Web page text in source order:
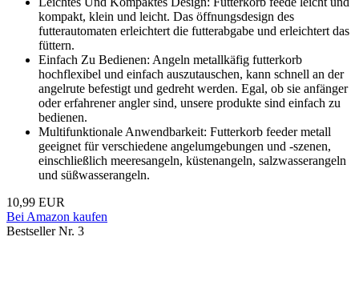
kompakt, klein und leicht. Das öffnungsdesign des
futterautomaten erleichtert die futterabgabe und erleichtert das
füttern.
Einfach Zu Bedienen: Angeln metallkäfig futterkorb
hochflexibel und einfach auszutauschen, kann schnell an der
angelrute befestigt und gedreht werden. Egal, ob sie anfänger
oder erfahrener angler sind, unsere produkte sind einfach zu
bedienen.
Multifunktionale Anwendbarkeit: Futterkorb feeder metall
geeignet für verschiedene angelumgebungen und -szenen,
einschließlich meeresangeln, küstenangeln, salzwasserangeln
und süßwasserangeln.
10,99 EUR
Bei Amazon kaufen
Bestseller Nr. 3